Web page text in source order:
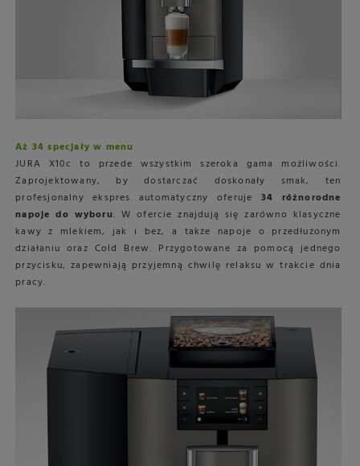
Aż 34 specjały w menu
JURA X10c to przede wszystkim szeroka gama możliwości.
Zaprojektowany, by dostarczać doskonały smak, ten
profesjonalny ekspres automatyczny oferuje 34 różnorodne
napoje do wyboru. W ofercie znajdują się zarówno klasyczne
kawy z mlekiem, jak i bez, a także napoje o przedłużonym
działaniu oraz Cold Brew. Przygotowane za pomocą jednego
przycisku, zapewniają przyjemną chwilę relaksu w trakcie dnia
pracy.